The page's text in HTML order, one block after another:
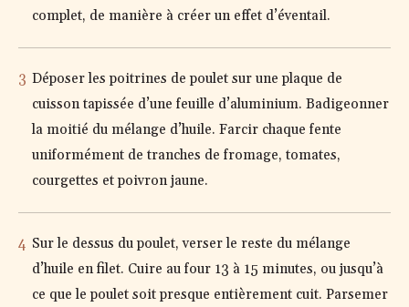
complet, de manière à créer un effet d’éventail.
Déposer les poitrines de poulet sur une plaque de
cuisson tapissée d’une feuille d’aluminium. Badigeonner
la moitié du mélange d’huile. Farcir chaque fente
uniformément de tranches de fromage, tomates,
courgettes et poivron jaune.
Sur le dessus du poulet, verser le reste du mélange
d’huile en filet. Cuire au four 13 à 15 minutes, ou jusqu’à
ce que le poulet soit presque entièrement cuit. Parsemer